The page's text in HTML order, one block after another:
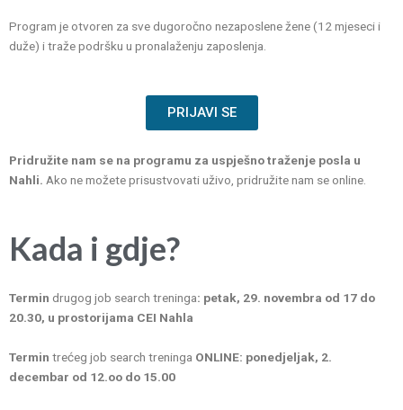
Program je otvoren za sve dugoročno nezaposlene žene (12 mjeseci i
duže) i traže podršku u pronalaženju zaposlenja.
PRIJAVI SE
Pridružite nam se na programu za uspješno traženje posla u
Nahli. Ako ne možete prisustvovati uživo, pridružite nam se online.
Kada i gdje?
Termin drugog job search treninga: petak, 29. novembra od 17 do
20.30, u prostorijama CEI Nahla
Termin trećeg job search treninga ONLINE: ponedjeljak, 2.
decembar od 12.oo do 15.00